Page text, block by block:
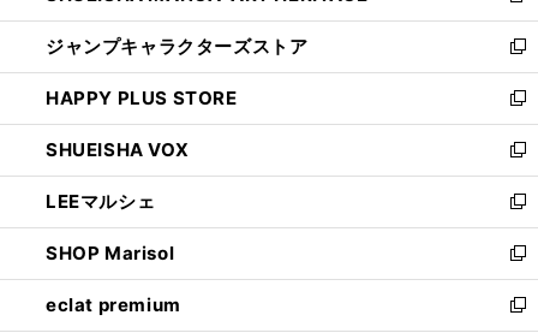
開
く
ウ
ィ
ン
ド
ウ
で
開
く
し
い
ウ
ィ
ン
ド
ウ
で
開
く
ジャンプキャラクターズストア
新
し
い
ウ
ィ
ン
ド
ウ
で
開
く
HAPPY PLUS STORE
新
し
い
ウ
ィ
ン
ド
ウ
で
SHUEISHA VOX
新
し
い
ウ
ィ
ン
ド
LEEマルシェ
新
し
い
ウ
ィ
SHOP Marisol
新
し
い
eclat premium
新